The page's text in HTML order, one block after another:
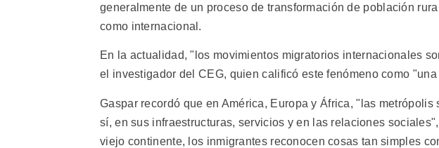
generalmente de un proceso de transformación de población
como internacional.
En la actualidad, "los movimientos migratorios internacionales
el investigador del CEG, quien calificó este fenómeno como
Gaspar recordó que en América, Europa y África, "las
sí, en sus infraestructuras, servicios y en las relaciones
viejo continente, los inmigrantes reconocen cosas tan simples